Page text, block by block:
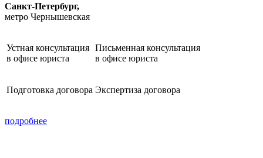
Санкт-Петербург,
метро Чернышевская
Устная консультация
в офисе юриста
Письменная консультация
в офисе юриста
Подготовка договора Экспертиза договора
подробнее